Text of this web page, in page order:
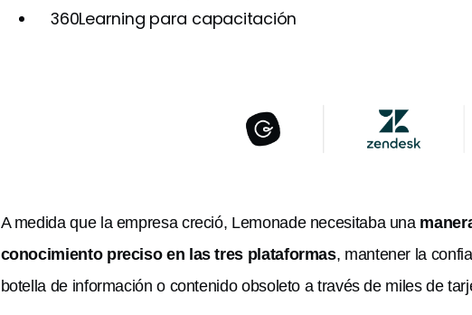
360Learning para capacitación
A medida que la empresa creció, Lemonade necesitaba una
conocimiento preciso en las tres plataformas, mantener la
botella de información o contenido obsoleto a través de miles de